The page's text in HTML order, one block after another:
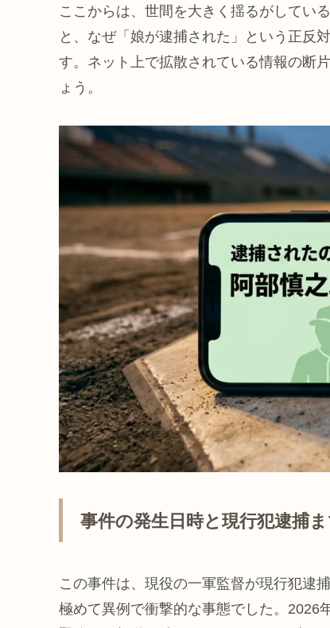
ここからは、世間を大きく揺るがしてい
と、なぜ「娘が逮捕された」という正反
す。ネット上で拡散されている情報の断
ょう。
事件の発生日時と現行犯逮捕
この事件は、現役の一軍監督が現行犯逮
極めて異例で衝撃的な事態でした。2026